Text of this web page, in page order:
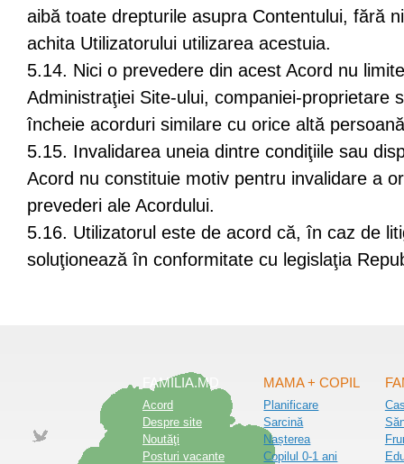
aibă toate drepturile asupra Contentului, fără
achita Utilizatorului utilizarea acestuia.
5.14. Nici o prevedere din acest Acord nu
Administraţiei Site-ului, companiei-proprietare
încheie acorduri similare cu orice altă
5.15. Invalidarea uneia dintre condiţiile sau
Acord nu constituie motiv pentru invalidare a
prevederi ale Acordului.
5.16. Utilizatorul este de acord că, în caz de
soluţionează în conformitate cu legislaţia
FAMILIA.MD
Acord
Despre site
Noutăţi
Posturi vacante
MAMA + COPIL
Planificare
Sarcină
Nașterea
Copilul 0-1 ani